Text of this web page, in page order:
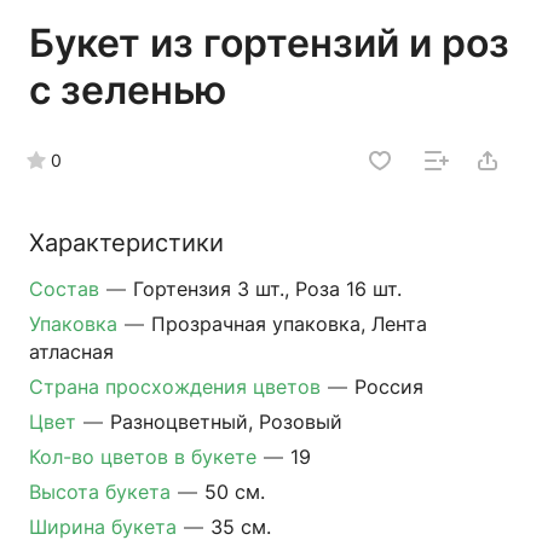
Букет из гортензий и роз
с зеленью
0
Характеристики
Состав — Гортензия 3 шт., Роза 16 шт.
Упаковка — Прозрачная упаковка, Лента
атласная
Страна просхождения цветов — Россия
Цвет — Разноцветный, Розовый
Кол-во цветов в букете — 19
Высота букета — 50 см.
Ширина букета — 35 см.